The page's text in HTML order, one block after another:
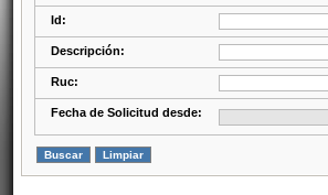
Id:
Descripción:
Ruc:
Fecha de Solicitud desde: